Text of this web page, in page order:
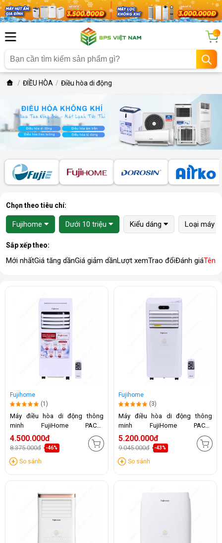
...
ĐIỀU HÒA Điều hòa di động
Chọn theo tiêu chí:
Fujihome Dưới 10 triệu Kiểu dáng Loại máy
Sắp xếp theo:
Mới nhấtGiá tăng dầnGiá giảm dầnLượt xemTrao đổiĐánh giáTên
Fujihome
(1)
Máy điều hòa di động thông
minh FujiHome PAC07
(7000BTU)
4.500.000đ
8.375.000đ -46%
So sánh
Fujihome
(3)
Máy điều hòa di động thông
minh FujiHome PAC09
(9000BTU)
5.200.000đ
9.045.000đ -43%
So sánh